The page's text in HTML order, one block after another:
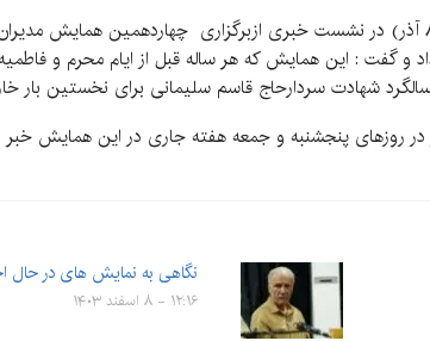
به گزارش کرمان نو، امیر اشرفی پیش از ظهر امروز دوشنبه(۸ آذر) در نشست خبری
و گفت : این همایش که هر ساله قبل از ایام محرم و
شهادت سردارحاج قاسم سلیمانی برای نخستین بار
کشور در روزهای پنجشنبه و جمعه هفته جاری در این
نگاهی به نمایش های در حال
۱۲:۱۶ - ۸ اسفند ۱۴۰۳